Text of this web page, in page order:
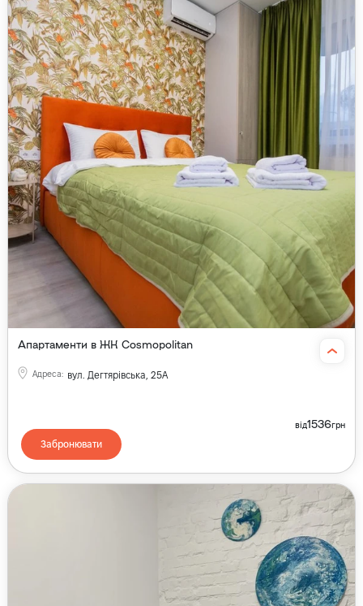
Апартаменти в ЖК Cosmopolitan
Адреса: вул. Дегтярівська, 25А
від1536грн
Забронювати